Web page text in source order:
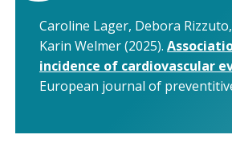
Caroline Lager, Debora
Karin Welmer (2025).
incidence of cardiovascular
European journal of